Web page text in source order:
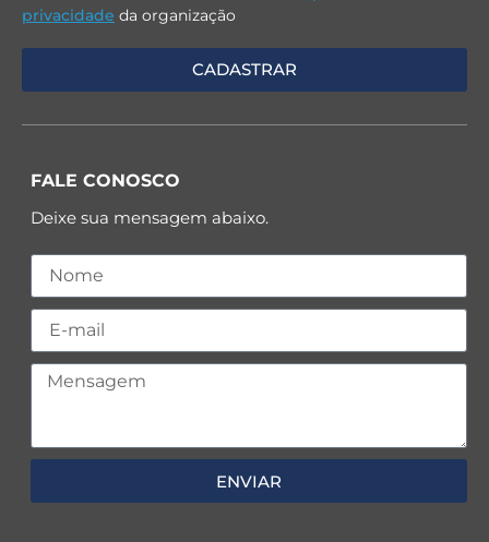
privacidade da organização
FALE CONOSCO
Deixe sua mensagem abaixo.
ENVIAR